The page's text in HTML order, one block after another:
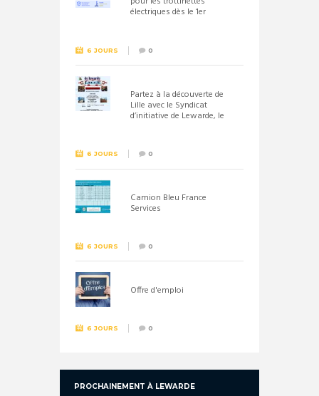
électriques dès le 1er
6 JOURS 0
Partez à la découverte de
Lille avec le Syndicat
d’initiative de Lewarde, le
6 JOURS 0
Camion Bleu France
Services
6 JOURS 0
Offre d'emploi
6 JOURS 0
PROCHAINEMENT À LEWARDE